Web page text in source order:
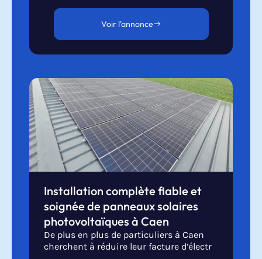
Voir l'annonce
Installation complète fiable et
soignée de panneaux solaires
photovoltaïques à Caen
De plus en plus de particuliers à Caen
cherchent à réduire leur facture d’électr